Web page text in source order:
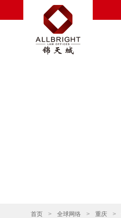
首页 > 全球网络 > 重庆 >